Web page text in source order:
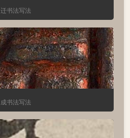
迁书法写法
成书法写法